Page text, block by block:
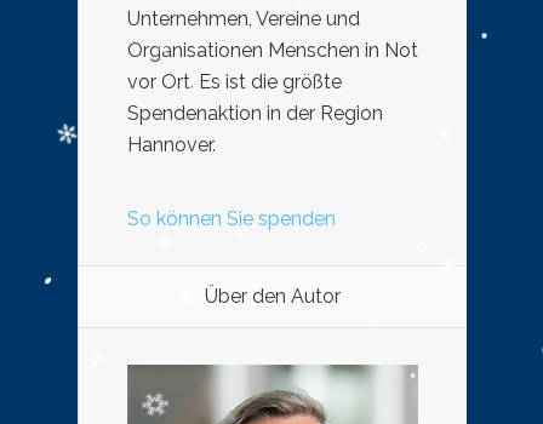
Unternehmen, Vereine und
Organisationen Menschen in Not
vor Ort. Es ist die größte
Spendenaktion in der Region
Hannover.
So können Sie spenden
Über den Autor